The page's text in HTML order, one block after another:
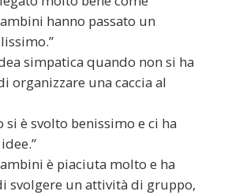
hanno passato un
simpatica quando non si ha
organizzare una caccia al
si è svolto benissimo e ci ha
è piaciuta molto e ha
svolgere un attività di gruppo,